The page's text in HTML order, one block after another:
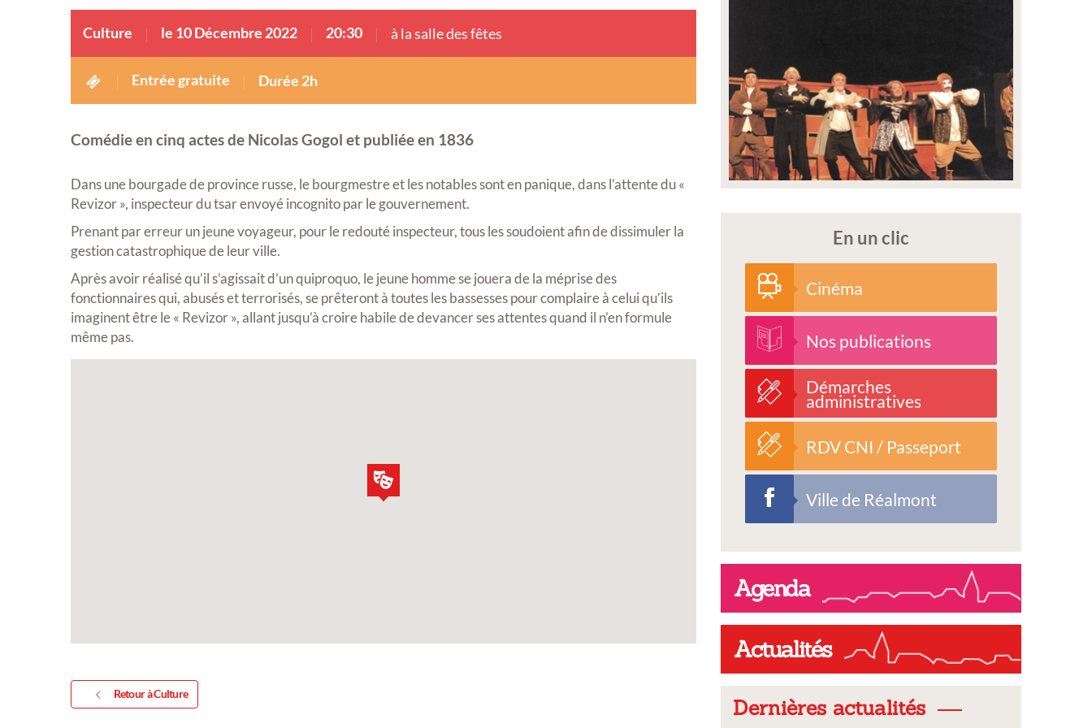
Culture le 10 Décembre 2022 20:30 à la salle des fêtes
Entrée gratuite Durée 2h
Comédie en cinq actes de Nicolas Gogol et publiée en 1836
Dans une bourgade de province russe, le bourgmestre et les notables sont en panique, dans l’attente du «
Revizor », inspecteur du tsar envoyé incognito par le gouvernement.
Prenant par erreur un jeune voyageur, pour le redouté inspecteur, tous les soudoient afin de dissimuler la
gestion catastrophique de leur ville.
Après avoir réalisé qu’il s’agissait d’un quiproquo, le jeune homme se jouera de la méprise des
fonctionnaires qui, abusés et terrorisés, se prêteront à toutes les bassesses pour complaire à celui qu’ils
imaginent être le « Revizor », allant jusqu’à croire habile de devancer ses attentes quand il n’en formule
même pas.
Retour à Culture
En un clic
Cinéma
Nos publications
Démarches
administratives
RDV CNI / Passeport
Ville de Réalmont
Agenda
Actualités
Dernières actualités